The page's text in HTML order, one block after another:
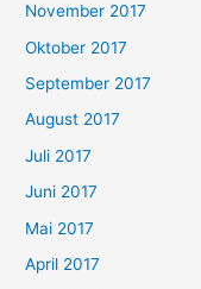
November 2017
Oktober 2017
September 2017
August 2017
Juli 2017
Juni 2017
Mai 2017
April 2017